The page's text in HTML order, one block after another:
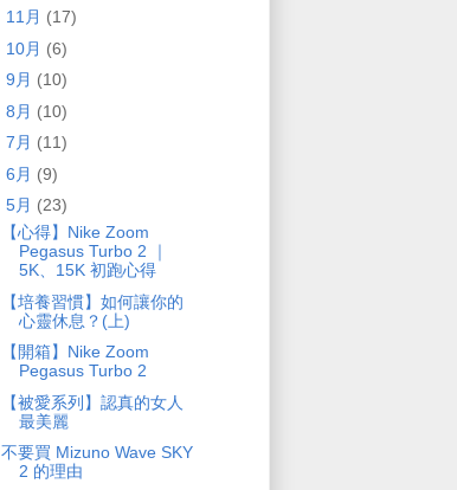
11月 (17)
10月 (6)
9月 (10)
8月 (10)
7月 (11)
6月 (9)
5月 (23)
【心得】Nike Zoom
Pegasus Turbo 2 ｜
5K、15K 初跑心得
【培養習慣】如何讓你的
心靈休息？(上)
【開箱】Nike Zoom
Pegasus Turbo 2
【被愛系列】認真的女人
最美麗
不要買 Mizuno Wave SKY
2 的理由